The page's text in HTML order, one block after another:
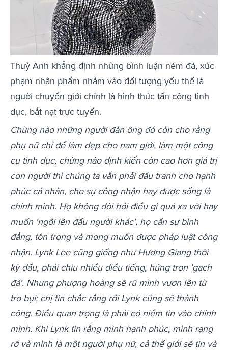
Thuỷ Anh khẳng định những bình luận ném đá, xúc
phạm nhân phẩm nhằm vào đối tượng yếu thế là
người chuyển giới chính là hình thức tấn công tình
dục, bắt nạt trực tuyến.
Chừng nào những người đàn ông đó còn cho rằng
phụ nữ chỉ để làm đẹp cho nam giới, làm một công
cụ tình dục, chừng nào định kiến còn cao hơn giá trị
con người thì chúng ta vẫn phải đấu tranh cho hạnh
phúc cá nhân, cho sự công nhận hay được sống là
chính mình. Họ không đòi hỏi điều gì quá xa vời hay
muốn 'ngồi lên đầu người khác', họ cần sự bình
đẳng, tôn trọng và mong muốn được pháp luật công
nhận. Lynk Lee cũng giống như Hương Giang thời
kỳ đầu, phải chịu nhiều điều tiếng, hứng trọn 'gạch
đá'. Nhưng phượng hoàng sẽ rũ mình vươn lên từ
tro bụi; chị tin chắc rằng rồi Lynk cũng sẽ thành
công. Điều quan trọng là phải có niềm tin vào chính
mình. Khi Lynk tin rằng mình hạnh phúc, mình rạng
rỡ và mình là một người phụ nữ, cả thế giới sẽ tin và